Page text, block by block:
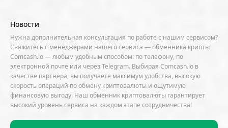
Aster
Binance
BIS Bitcoin Core
Bitcoin Pizza Day
Bitfarms
Bitfinex Bitget
Bithumb
BitMEX
BitOK Bitwise BlackRock
Block
Bloomberg
BNB Chain
BNP Paribas
Börse Stuttgart
BTCFi Bullish
Bybit
Новости
Нужна дополнительная консультация по работе с нашим сервисом?
Свяжитесь с менеджерами нашего сервиса — обменника крипты
Comcash.io — любым удобным способом: по телефону, по
электронной почте или через Telegram. Выбирая Comcash.io в
качестве партнёра, вы получаете максимум удобства, высокую
скорость операций по обмену криптовалюты и ощутимую
финансовую выгоду. Наш обменник криптовалюты гарантирует
высокий уровень сервиса на каждом этапе сотрудничества!